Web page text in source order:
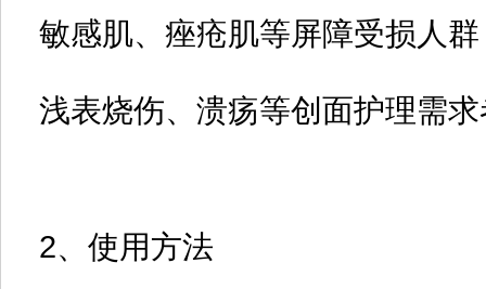
敏感肌、痤疮肌等屏障受损人
浅表烧伤、溃疡等创面护理需
2、 使用方法‌